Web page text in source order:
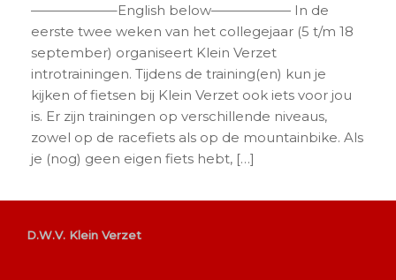
——————–English below—————— In de
eerste twee weken van het collegejaar (5 t/m 18
september) organiseert Klein Verzet
introtrainingen. Tijdens de training(en) kun je
kijken of fietsen bij Klein Verzet ook iets voor jou
is. Er zijn trainingen op verschillende niveaus,
zowel op de racefiets als op de mountainbike. Als
je (nog) geen eigen fiets hebt, […]
D.W.V. Klein Verzet